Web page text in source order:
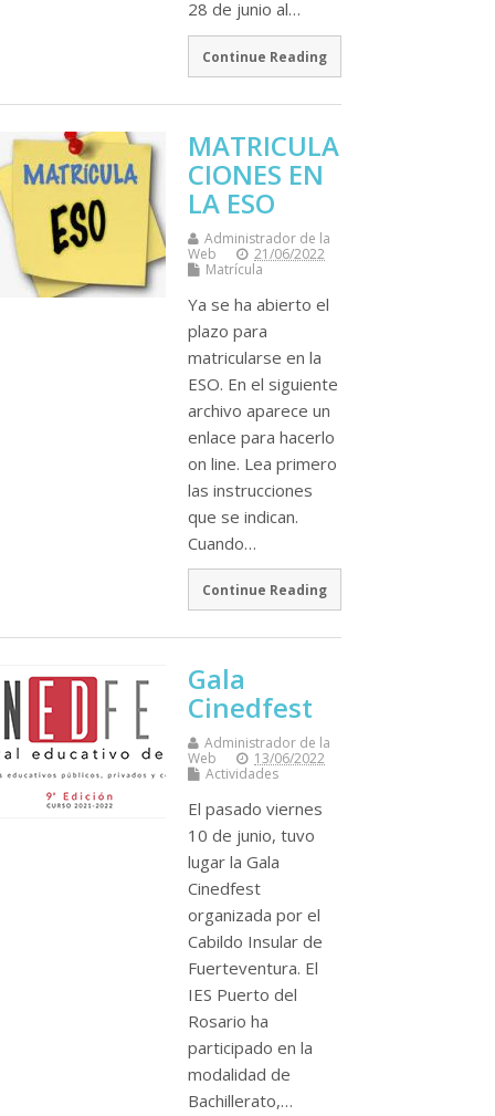
28 de junio al…
Continue Reading
MATRICULA
CIONES EN
LA ESO
Administrador de la
Web
21/06/2022
Matrícula
Ya se ha abierto el
plazo para
matricularse en la
ESO. En el siguiente
archivo aparece un
enlace para hacerlo
on line. Lea primero
las instrucciones
que se indican.
Cuando…
Continue Reading
Gala
Cinedfest
Administrador de la
Web
13/06/2022
Actividades
El pasado viernes
10 de junio, tuvo
lugar la Gala
Cinedfest
organizada por el
Cabildo Insular de
Fuerteventura. El
IES Puerto del
Rosario ha
participado en la
modalidad de
Bachillerato,…